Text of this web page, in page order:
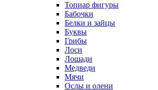
Топиар фигуры
Бабочки
Белки и зайцы
Буквы
Грибы
Лоси
Лошади
Медведи
Мячи
Ослы и олени